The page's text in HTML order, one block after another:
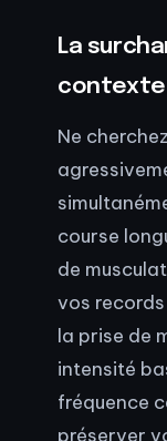
La
contexte
Ne
course
de
vos
la prise de
intensité
fréquence
préserver